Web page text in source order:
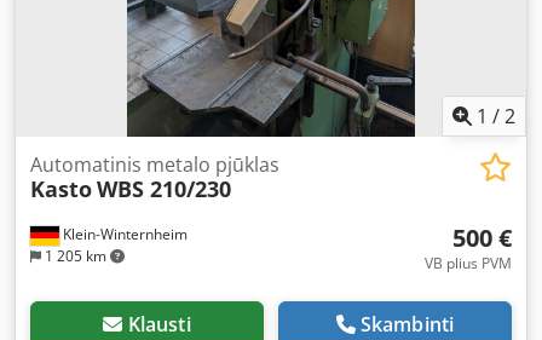
1 /2
Klein-Winternheim
1 205 km
Automatinis metalo pjūklas
KastoWBS 210/230
500 €
VB plius PVM
Klausti Skambinti